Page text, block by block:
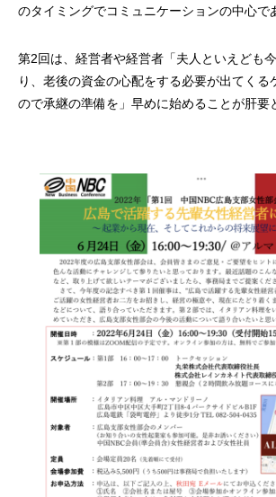
のタイミングでコミュニケーションの中心で
第2回は、経営者や経営者「夫人といえども
り、老後の資金の心配をする必要が出てくる
ので承継の準備を」早めに始めることが肝要